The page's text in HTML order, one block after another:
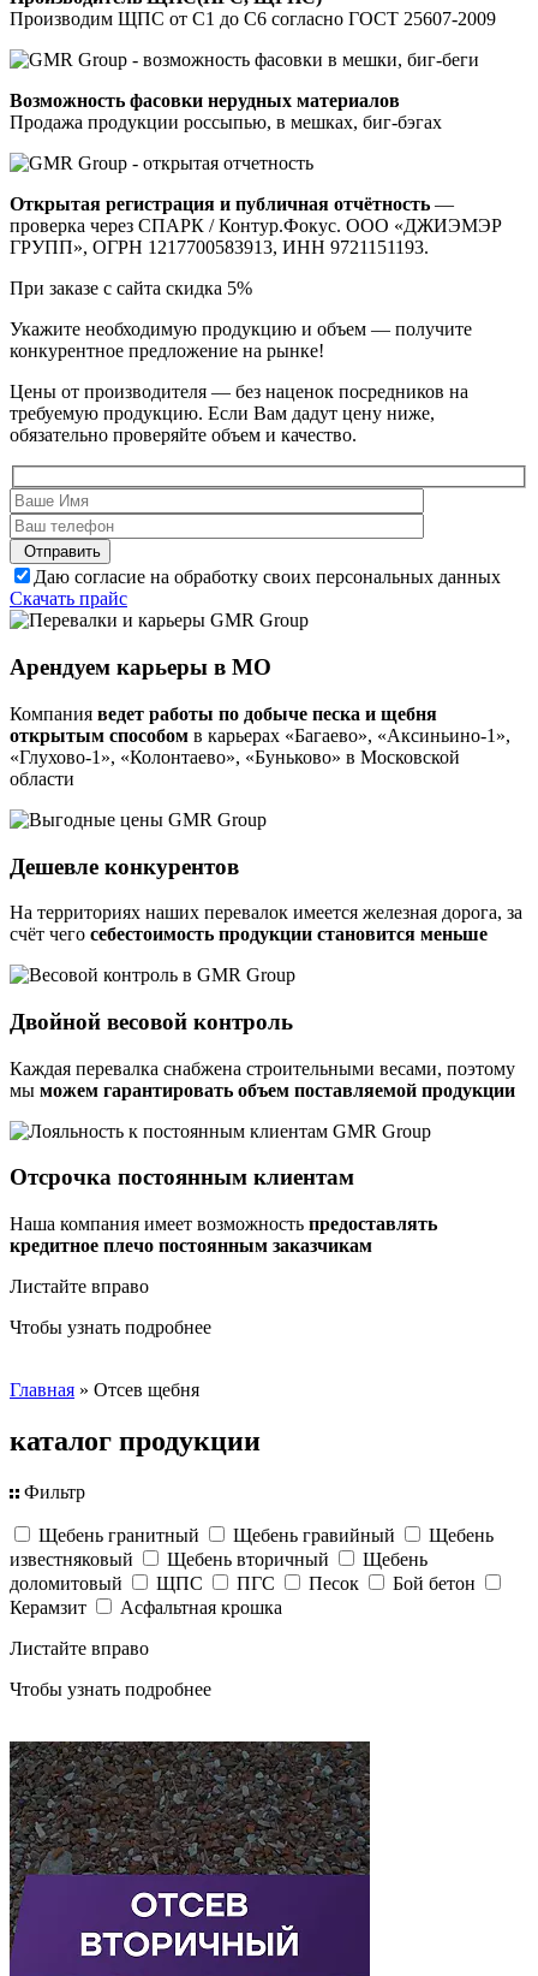
Производим ЩПС от С1 до С6 согласно ГОСТ 25607-2009
Возможность фасовки нерудных материалов
Продажа продукции россыпью, в мешках, биг-бэгах
Открытая регистрация и публичная отчётность —
проверка через СПАРК / Контур.Фокус. ООО «ДЖИЭМЭР
ГРУПП», ОГРН 1217700583913, ИНН 9721151193.
При заказе с сайта скидка 5%
Укажите необходимую продукцию и объем — получите
конкурентное предложение на рынке!
Цены от производителя — без наценок посредников на
требуемую продукцию. Если Вам дадут цену ниже,
обязательно проверяйте объем и качество.
Отправить
Даю согласие на обработку своих персональных данных
Скачать прайс
Арендуем карьеры в МО
Компания ведет работы по добыче песка и щебня
открытым способом в карьерах «Багаево», «Аксиньино-1»,
«Глухово-1», «Колонтаево», «Буньково» в Московской
области
Дешевле конкурентов
На территориях наших перевалок имеется железная дорога, за
счёт чего себестоимость продукции становится меньше
Двойной весовой контроль
Каждая перевалка снабжена строительными весами, поэтому
мы можем гарантировать объем поставляемой продукции
Отсрочка постоянным клиентам
Наша компания имеет возможность предоставлять
кредитное плечо постоянным заказчикам
Листайте вправо
Чтобы узнать подробнее
Главная » Отсев щебня
каталог продукции
Фильтр
Щебень гранитный Щебень гравийный
Щебень
известняковый
Щебень вторичный
Щебень
доломитовый
ЩПС ПГС Песок
Бой бетон
Керамзит
Асфальтная крошка
Листайте вправо
Чтобы узнать подробнее